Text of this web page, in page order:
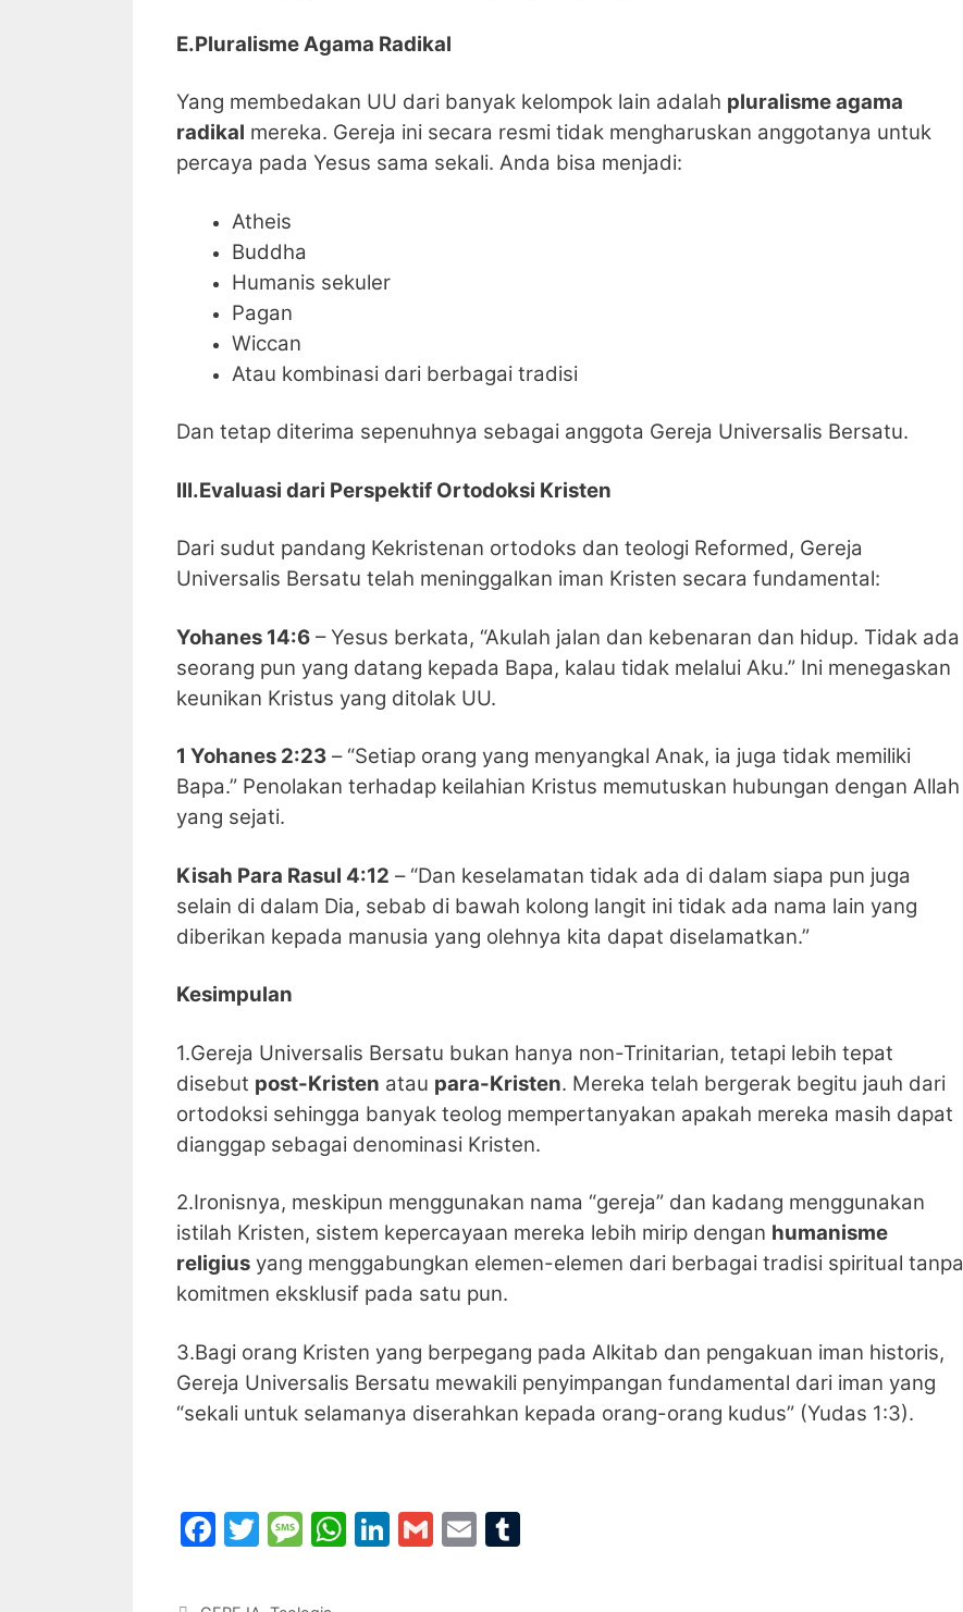
E.Pluralisme Agama Radikal
Yang membedakan UU dari banyak kelompok lain adalah pluralisme agama
radikal mereka. Gereja ini secara resmi tidak mengharuskan anggotanya untuk
percaya pada Yesus sama sekali. Anda bisa menjadi:
Atheis
Buddha
Humanis sekuler
Pagan
Wiccan
Atau kombinasi dari berbagai tradisi
Dan tetap diterima sepenuhnya sebagai anggota Gereja Universalis Bersatu.
III.Evaluasi dari Perspektif Ortodoksi Kristen
Dari sudut pandang Kekristenan ortodoks dan teologi Reformed, Gereja
Universalis Bersatu telah meninggalkan iman Kristen secara fundamental:
Yohanes 14:6 – Yesus berkata, “Akulah jalan dan kebenaran dan hidup. Tidak ada
seorang pun yang datang kepada Bapa, kalau tidak melalui Aku.” Ini menegaskan
keunikan Kristus yang ditolak UU.
1 Yohanes 2:23 – “Setiap orang yang menyangkal Anak, ia juga tidak memiliki
Bapa.” Penolakan terhadap keilahian Kristus memutuskan hubungan dengan Allah
yang sejati.
Kisah Para Rasul 4:12 – “Dan keselamatan tidak ada di dalam siapa pun juga
selain di dalam Dia, sebab di bawah kolong langit ini tidak ada nama lain yang
diberikan kepada manusia yang olehnya kita dapat diselamatkan.”
Kesimpulan
1.Gereja Universalis Bersatu bukan hanya non-Trinitarian, tetapi lebih tepat
disebut post-Kristen atau para-Kristen. Mereka telah bergerak begitu jauh dari
ortodoksi sehingga banyak teolog mempertanyakan apakah mereka masih dapat
dianggap sebagai denominasi Kristen.
2.Ironisnya, meskipun menggunakan nama “gereja” dan kadang menggunakan
istilah Kristen, sistem kepercayaan mereka lebih mirip dengan humanisme
religius yang menggabungkan elemen-elemen dari berbagai tradisi spiritual tanpa
komitmen eksklusif pada satu pun.
3.Bagi orang Kristen yang berpegang pada Alkitab dan pengakuan iman historis,
Gereja Universalis Bersatu mewakili penyimpangan fundamental dari iman yang
“sekali untuk selamanya diserahkan kepada orang-orang kudus” (Yudas 1:3).
F
c
T
itt
M W Li G
E